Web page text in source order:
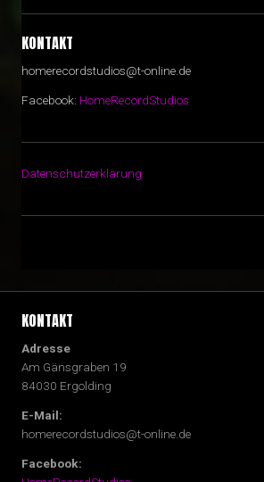
KONTAKT
homerecordstudios@t-online.de
Facebook: HomeRecordStudios
Datenschutzerklärung
KONTAKT
Adresse
Am Gänsgraben 19
84030 Ergolding
E-Mail:
homerecordstudios@t-online.de
Facebook: